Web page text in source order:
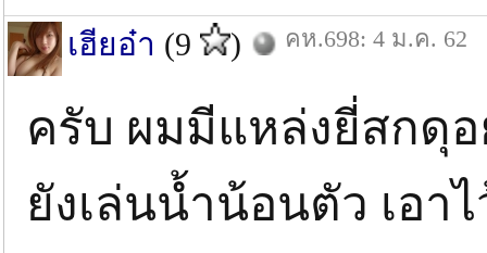
เฮียอ๋า (9 ) คห.698: 4 ม.ค. 62
ครับ ผมมีแหล่งยี่สกดุอ
ยังเล่นน้ำน้อนตัว เอา